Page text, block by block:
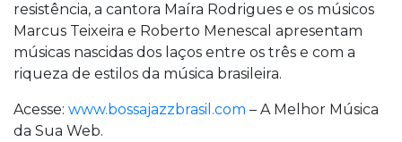
resistência, a cantora Maíra Rodrigues e os músicos
Marcus Teixeira e Roberto Menescal apresentam
músicas nascidas dos laços entre os três e com a
riqueza de estilos da música brasileira.
Acesse: www.bossajazzbrasil.com – A Melhor Música
da Sua Web.